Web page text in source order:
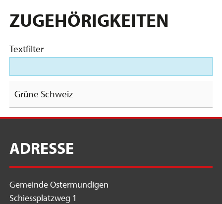
ZUGEHÖRIGKEITEN
Textfilter
Grüne Schweiz
ADRESSE
Gemeinde Ostermundigen
Schiessplatzweg 1